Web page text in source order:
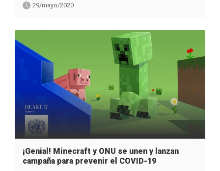
29/mayo/2020
¡Genial! Minecraft y ONU se unen y lanzan
campaña para prevenir el COVID-19